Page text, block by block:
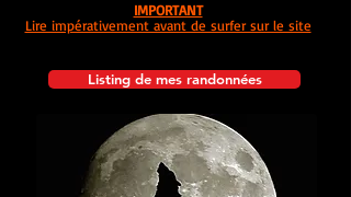
Listing de mes randonnées
IMPORTANT
Lire impérativement avant de surfer sur le site